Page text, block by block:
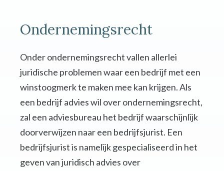
Ondernemingsrecht
Onder ondernemingsrecht vallen allerlei
juridische problemen waar een bedrijf met een
winstoogmerk te maken mee kan krijgen. Als
een bedrijf advies wil over ondernemingsrecht,
zal een adviesbureau het bedrijf waarschijnlijk
doorverwijzen naar een bedrijfsjurist. Een
bedrijfsjurist is namelijk gespecialiseerd in het
geven van juridisch advies over